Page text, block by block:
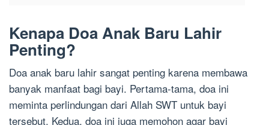
Kenapa Doa Anak Baru Lahir
Penting?
Doa anak baru lahir sangat penting karena membawa
banyak manfaat bagi bayi. Pertama-tama, doa ini
meminta perlindungan dari Allah SWT untuk bayi
tersebut. Kedua, doa ini juga memohon agar bayi